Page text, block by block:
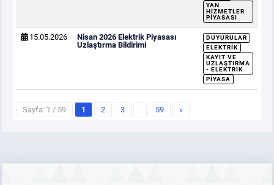
YAN
HIZMETLER
PIYASASI
15.05.2026
Nisan 2026 Elektrik Piyasası
Uzlaştırma Bildirimi
DUYURULAR
ELEKTRIK
KAYIT VE
UZLAŞTIRMA
- ELEKTRIK
PIYASA
Sayfa: 1 / 59 1 2 3 … 59 »